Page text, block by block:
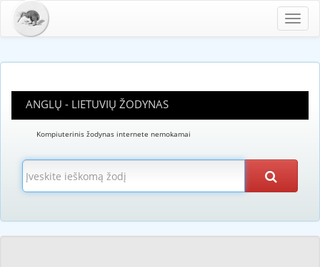
ANGLŲ - LIETUVIŲ ŽODYNAS
Kompiuterinis žodynas internete nemokamai